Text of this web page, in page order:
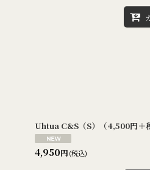
Uhtua C&S（S）（4,500円＋
4,950円(税込)